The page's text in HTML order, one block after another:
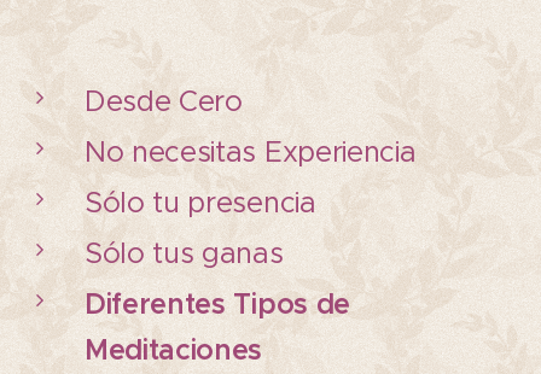
Desde Cero
No necesitas Experiencia
Sólo tu presencia
Sólo tus ganas
Diferentes Tipos de
Meditaciones